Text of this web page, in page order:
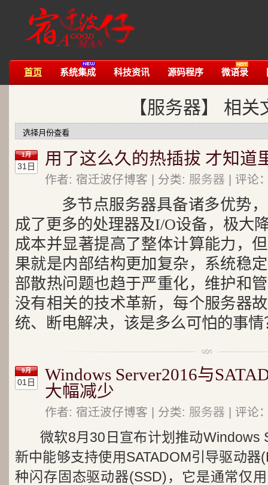
首页 系统集成 科技资讯 源码程序 微语录
【服务器】 相关
1月
31日 用了这么久的热插拔 才知道
作者: 宿迁波仔博客 | 分类: 服务器 | 评论
多节点服务器具备诸多优势
成了更多的处理器及I/O设备，极大
成本并显著提高了整体计算能力，
果就是内部结构更加复杂，系统稳
部散热问题也趋于严重化，维护和
没有相关的技术革新，每个服务器
统、断电解决，该是多么可怕的事情
9月
01日
Windows Server2016与
大幅减少
作者: 宿迁波仔博客 | 分类: 服务器 | 评论
微软8月30日宣布计划推动Windows
新中能够支持使用SATADOM引导驱动器
种闪存固态驱动器(SSD)，它是通常仅